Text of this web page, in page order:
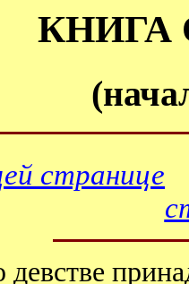
КНИГА
странице
девстве